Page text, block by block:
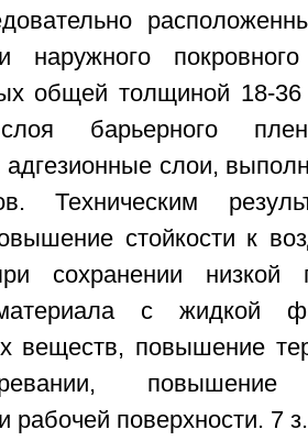
наружного
общей толщиной 18-
барьерного
слои,
Техническим
стойкости к
сохранении низкой
с жидкой
веществ, повышение
повышение
рабочей поверхности. 7